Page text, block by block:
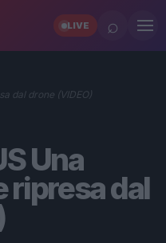
LIVE ⌕
dal drone (VIDEO)
Una
ripresa dal